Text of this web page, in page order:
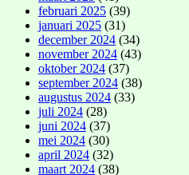
februari 2025 (39)
januari 2025 (31)
december 2024 (34)
november 2024 (43)
oktober 2024 (37)
september 2024 (38)
augustus 2024 (33)
juli 2024 (28)
juni 2024 (37)
mei 2024 (30)
april 2024 (32)
maart 2024 (38)